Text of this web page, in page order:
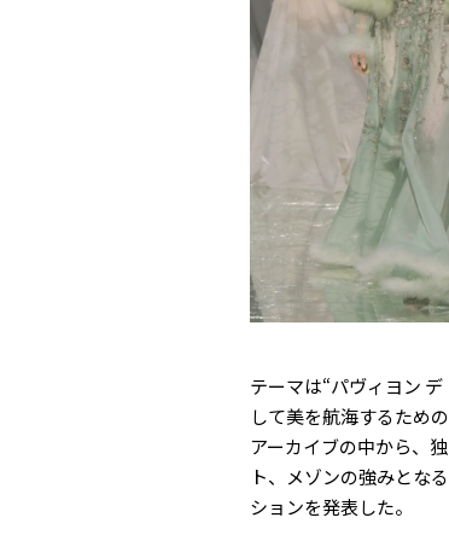
テーマは“パヴィヨン
して美を航海するため
アーカイブの中から、
ト、メゾンの強みとな
ションを発表した。